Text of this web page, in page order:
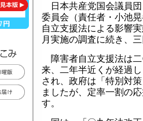
日本共産党国会議員
委員会（責任者・小池
自立支援法による影響
月実施の調査に続き、
障害者自立支援法は
来、二年半近くが経過
され、政府は「特別対
ましたが、定率一割の
す。